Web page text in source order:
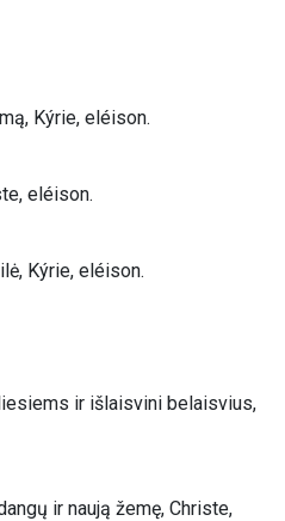
Kýrie, eléison.
eléison.
Kýrie, eléison.
ir išlaisvini belaisvius,
ir naują žemę, Christe,